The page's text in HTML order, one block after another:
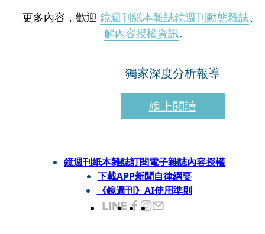
更多內容，歡迎 鏡週刊紙本雜誌鏡週刊動態雜誌、
解內容授權資訊。
獨家深度分析報導
線上閱讀
鏡週刊紙本雜誌訂閱電子雜誌內容授權
下載APP新聞自律綱要
《鏡週刊》AI使用準則